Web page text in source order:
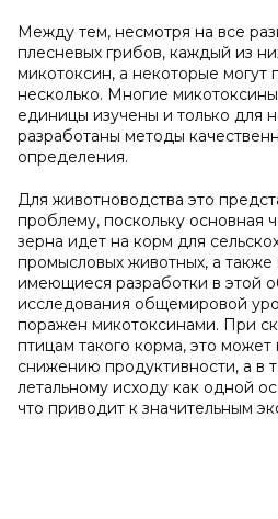
Между тем, несмотря на все
плесневых грибов, каждый из
микотоксин, а некоторые могут
несколько. Многие
единицы изучены и только для
разработаны методы
определения.
Для животноводства это
проблему, поскольку основная
зерна идет на корм для
промысловых животных, а
имеющиеся разработки в этой
исследования общемировой
поражен микотоксинами. При
птицам такого корма, это
снижению продуктивности, а в
летальному исходу как одной
что приводит к значительным